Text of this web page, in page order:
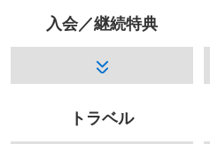
入会／継続特典
トラベル